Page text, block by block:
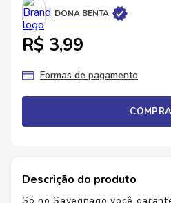
DONA BENTA
R$ 3,99
Formas de pagamento
Descrição do produto
5º arroz